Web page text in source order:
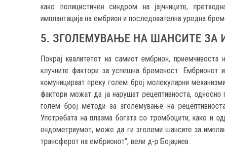
како полицистичен синдром на јајчниците,
имплантација на ембрион и последователна уредна
5. ЗГОЛЕМУВАЊЕ НА ШАНСИТЕ
Покрај квалитетот на самиот ембрион,
клучните фактори за успешна бременост. Ембрионот
комуницираат преку голем број молекуларни
фактори можат да ја нарушат рецептивноста,
голем број методи за зголемување на
Употребата на плазма богата со тромбоцити, како и
ендометриумот, може да ги зголеми шансите за
трансферот на ембрионот“, вели д-р Бојаџиев.